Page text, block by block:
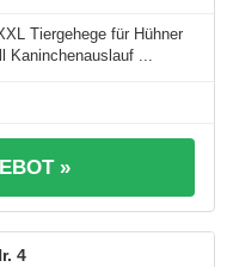
Tiergehege für Hühner
Kaninchenauslauf ...
»
4